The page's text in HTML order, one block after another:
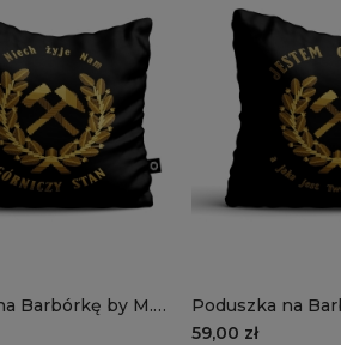
Barbórkę by M.
stan
Poduszka na
Sługa | jestem
59,00 zł